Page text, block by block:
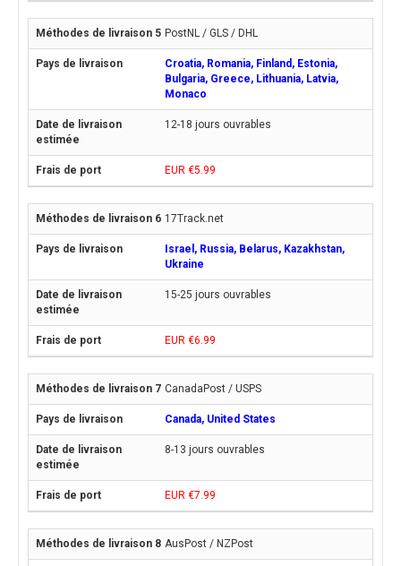
PostNL / GLS / DHL
Croatia, Romania, Finland, Estonia,
Bulgaria, Greece, Lithuania, Latvia,
Monaco
12-18 jours ouvrables
EUR €5.99
17Track.net
Israel, Russia, Belarus, Kazakhstan,
Ukraine
15-25 jours ouvrables
EUR €6.99
CanadaPost / USPS
Canada, United States
8-13 jours ouvrables
EUR €7.99
AusPost / NZPost